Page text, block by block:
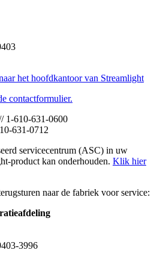
het hoofdkantoor van Streamlight
contactformulier.
1-610-631-0600
631-0712
servicecentrum (ASC) in uw
product kan onderhouden. Klik hier
naar de fabriek voor service:
3996